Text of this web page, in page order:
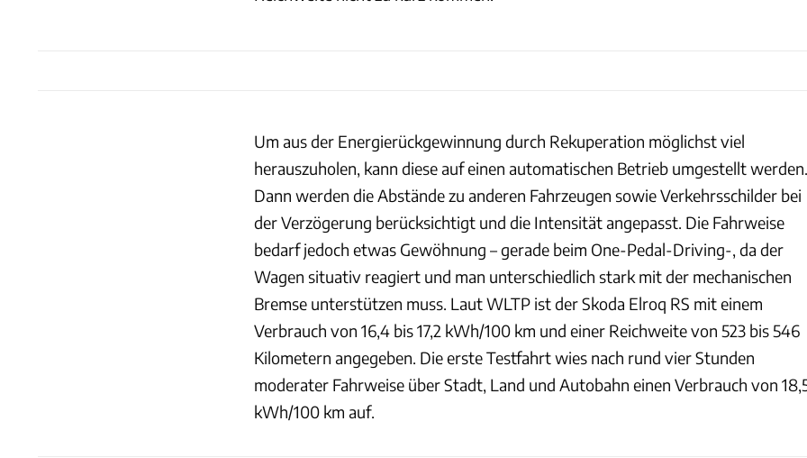
Um aus der Energierückgewinnung durch Rekuperation möglichst viel
herauszuholen, kann diese auf einen automatischen Betrieb umgestellt werden.
Dann werden die Abstände zu anderen Fahrzeugen sowie Verkehrsschilder bei
der Verzögerung berücksichtigt und die Intensität angepasst. Die Fahrweise
bedarf jedoch etwas Gewöhnung – gerade beim One-Pedal-Driving-, da der
Wagen situativ reagiert und man unterschiedlich stark mit der mechanischen
Bremse unterstützen muss. Laut WLTP ist der Skoda Elroq RS mit einem
Verbrauch von 16,4 bis 17,2 kWh/100 km und einer Reichweite von 523 bis 546
Kilometern angegeben. Die erste Testfahrt wies nach rund vier Stunden
moderater Fahrweise über Stadt, Land und Autobahn einen Verbrauch von
kWh/100 km auf.